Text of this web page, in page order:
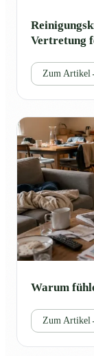
Vertretung
Zum Artikel
Warum
Zum Artikel